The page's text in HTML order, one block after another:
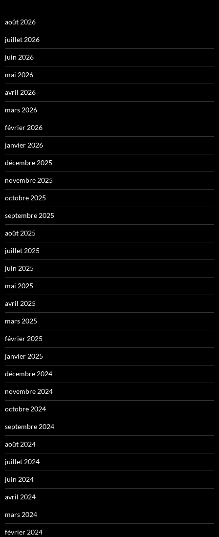
août 2026
juillet 2026
juin 2026
mai 2026
avril 2026
mars 2026
février 2026
janvier 2026
décembre 2025
novembre 2025
octobre 2025
septembre 2025
août 2025
juillet 2025
juin 2025
mai 2025
avril 2025
mars 2025
février 2025
janvier 2025
décembre 2024
novembre 2024
octobre 2024
septembre 2024
août 2024
juillet 2024
juin 2024
avril 2024
mars 2024
février 2024